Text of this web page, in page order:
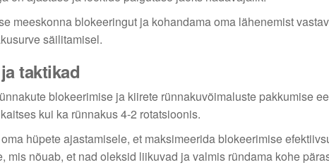
meeskonna blokeeringut ja kohandama oma lähenemist
säilitamisel.
taktikad
blokeerimise ja kiirete rünnakuvõimaluste pakkumise
kui ka rünnakus 4-2 rotatsioonis.
hüpete ajastamisele, et maksimeerida blokeerimise
mis nõuab, et nad oleksid liikuvad ja valmis ründama kohe